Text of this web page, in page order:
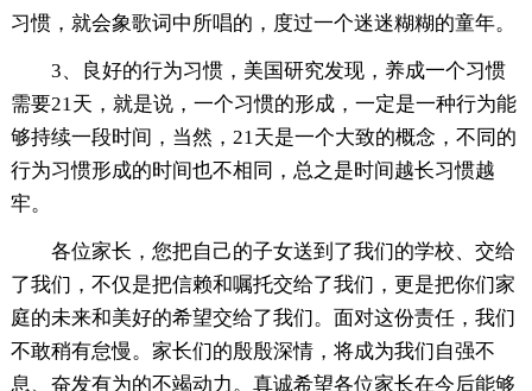
习惯，就会象歌词中所唱的，度过一个迷迷糊糊的童年。
3、良好的行为习惯，美国研究发现，养成一个习惯
需要21天，就是说，一个习惯的形成，一定是一种行为能
够持续一段时间，当然，21天是一个大致的概念，不同的
行为习惯形成的时间也不相同，总之是时间越长习惯越
牢。
各位家长，您把自己的子女送到了我们的学校、交给
了我们，不仅是把信赖和嘱托交给了我们，更是把你们家
庭的未来和美好的希望交给了我们。面对这份责任，我们
不敢稍有怠慢。家长们的殷殷深情，将成为我们自强不
息、奋发有为的不竭动力。真诚希望各位家长在今后能够